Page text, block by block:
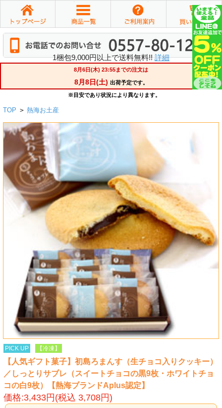
1梱包9,000円以上で送料無料!!詳細
TOP > 熱海お土産
PICK UP 【冷凍】
【人気ギフト菓子】初島ろまんす（生チョコ入りクッキー）
／しっとりサブレ（スイートチョコの黒9枚・ホワイトチョ
コの白9枚）【熱海ブランドAplus認定】
価格:3,433円(税込 3,708円)